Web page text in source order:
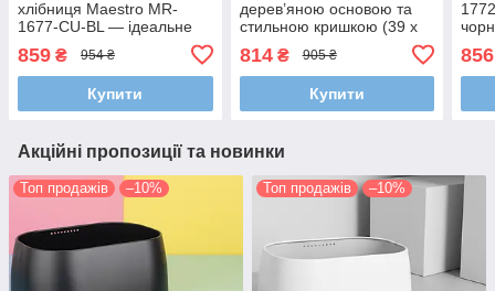
хлібниця Maestro MR-
1677-CU-BL — ідеальне
зберігання свіжого хліба,
34,5×25×16,5 см, чорна
859 ₴ 954 ₴
Купити
дерев’яною основою та
стильною кришкою (39 х
814₴ 905 ₴
Купити
856
Акційні пропозиції та новинки
Топ продажів –10% Топ продажів –10%